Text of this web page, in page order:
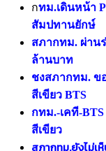
กทม.เดินหน้า
สัมปทานยักษ์
สภากทม. ผ่าน
ล้านบาท
ชงสภากทม. ข
สีเขียว BTS
กทม.-เคที-
สีเขียว
สภากทม.ยังไม่เ